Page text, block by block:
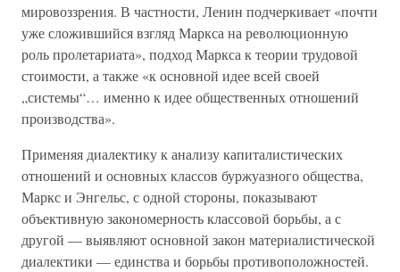
мировоззрения. В частности, Ленин подчеркивает «почти
уже сложившийся взгляд Маркса на революционную
роль пролетариата», подход Маркса к теории трудовой
стоимости, а также «к основной идее всей своей
„системы“… именно к идее общественных отношений
производства».
Применяя диалектику к анализу капиталистических
отношений и основных классов буржуазного общества,
Маркс и Энгельс, с одной стороны, показывают
объективную закономерность классовой борьбы, а с
другой — выявляют основной закон материалистической
диалектики — единства и борьбы противоположностей.